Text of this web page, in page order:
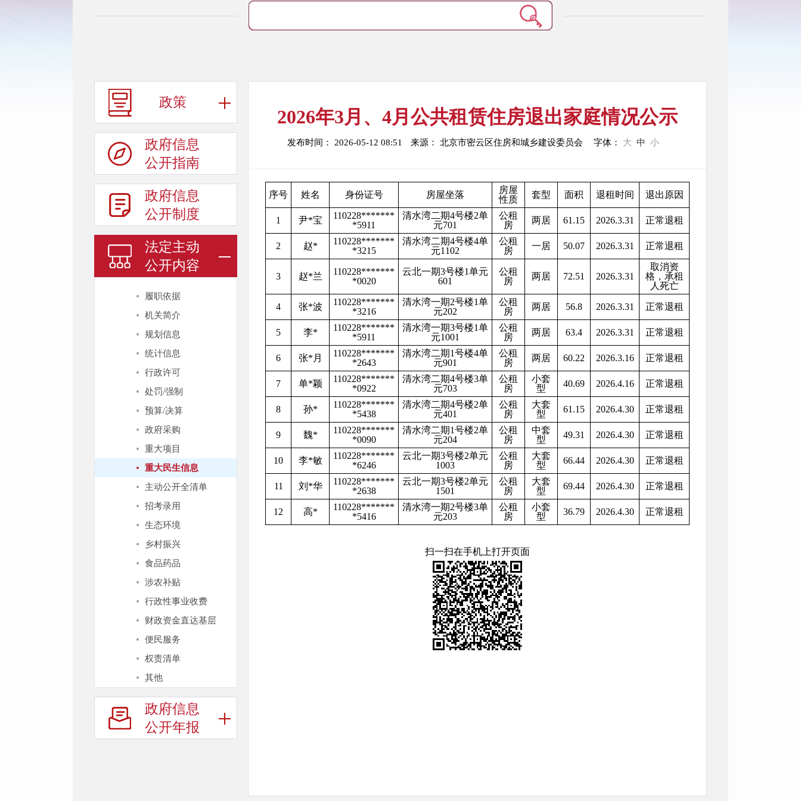
政策
政府信息
公开指南
政府信息
公开制度
法定主动
公开内容
履职依据
机关简介
规划信息
统计信息
行政许可
处罚/强制
预算/决算
政府采购
重大项目
重大民生信息
主动公开全清单
招考录用
生态环境
乡村振兴
食品药品
涉农补贴
行政性事业收费
财政资金直达基层
便民服务
权责清单
其他
政府信息
公开年报
2026年3月、4月公共租赁住房退出家庭情况公示
发布时间： 2026-05-12 08:51 来源： 北京市密云区住房和城乡建设委员会 字体： 大 中 小
序号 姓名 身份证号 房屋坐落
房屋
性质
套型 面积 退租时间 退出原因
1 尹*宝
110228*******
*5911
清水湾二期4号楼2单
元701
公租
房
两居 61.15 2026.3.31 正常退租
2 赵*
110228*******
*3215
清水湾二期4号楼4单
元1102
公租
房
一居 50.07 2026.3.31 正常退租
3 赵*兰
110228*******
*0020
云北一期3号楼1单元
601
公租
房
两居 72.51 2026.3.31
取消资
格，承租
人死亡
4 张*波
110228*******
*3216
清水湾一期2号楼1单
元202
公租
房
两居 56.8 2026.3.31 正常退租
5 李*
110228*******
*5911
清水湾一期3号楼1单
元1001
公租
房
两居 63.4 2026.3.31 正常退租
6 张*月
110228*******
*2643
清水湾二期1号楼4单
元901
公租
房
两居 60.22 2026.3.16 正常退租
7 单*颖
110228*******
*0922
清水湾二期4号楼3单
元703
公租
房
小套
型
40.69 2026.4.16 正常退租
8 孙*
110228*******
*5438
清水湾二期4号楼2单
元401
公租
房
大套
型
61.15 2026.4.30 正常退租
9 魏*
110228*******
*0090
清水湾二期1号楼2单
元204
公租
房
中套
型
49.31 2026.4.30 正常退租
10 李*敏
110228*******
*6246
云北一期3号楼2单元
1003
公租
房
大套
型
66.44 2026.4.30 正常退租
11 刘*华
110228*******
*2638
云北一期3号楼2单元
1501
公租
房
大套
型
69.44 2026.4.30 正常退租
12 高*
110228*******
*5416
清水湾一期2号楼3单
元203
公租
房
小套
型
36.79 2026.4.30 正常退租
扫一扫在手机上打开页面